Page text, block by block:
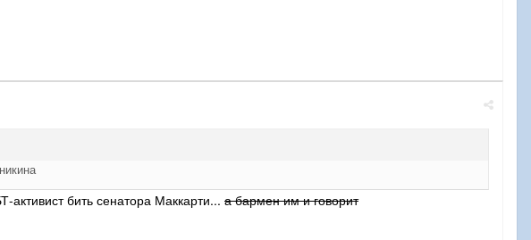
активист бить сенатора Маккарти... а бармен им и говорит